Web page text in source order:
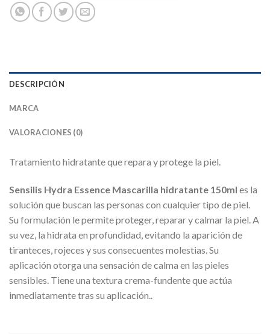
DESCRIPCIÓN
MARCA
VALORACIONES (0)
Tratamiento hidratante que repara y protege la piel.
Sensilis Hydra Essence Mascarilla hidratante 150ml es la
solución que buscan las personas con cualquier tipo de piel.
Su formulación le permite proteger, reparar y calmar la piel. A
su vez, la hidrata en profundidad, evitando la aparición de
tiranteces, rojeces y sus consecuentes molestias. Su
aplicación otorga una sensación de calma en las pieles
sensibles. Tiene una textura crema-fundente que actúa
inmediatamente tras su aplicación..